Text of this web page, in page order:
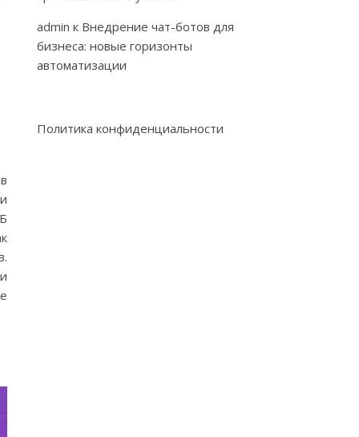
admin к Внедрение чат-ботов для
бизнеса: новые горизонты
автоматизации
Политика конфиденциальности